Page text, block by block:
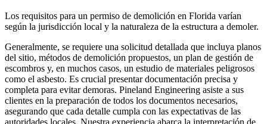
Los requisitos para un permiso de demolición en Florida varían
según la jurisdicción local y la naturaleza de la estructura a demoler.
Generalmente, se requiere una solicitud detallada que incluya planos
del sitio, métodos de demolición propuestos, un plan de gestión de
escombros y, en muchos casos, un estudio de materiales peligrosos
como el asbesto. Es crucial presentar documentación precisa y
completa para evitar demoras. Pineland Engineering asiste a sus
clientes en la preparación de todos los documentos necesarios,
asegurando que cada detalle cumpla con las expectativas de las